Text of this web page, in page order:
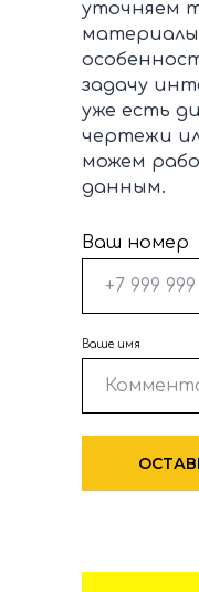
уточняем
задачу
уже есть
чертежи
можем
данным.
Ваш номер
Ваше имя